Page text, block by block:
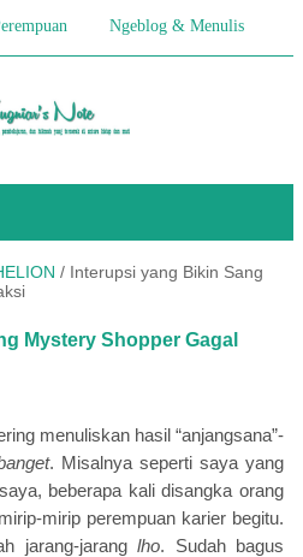
Ngeblog & Menulis
Anak
/ Interupsi yang Bikin Sang
Mystery Shopper Gagal
menuliskan hasil “anjangsana”-
. Misalnya seperti saya yang
beberapa kali disangka orang
mirip perempuan karier begitu.
jarang-jaranglho. Sudah bagus